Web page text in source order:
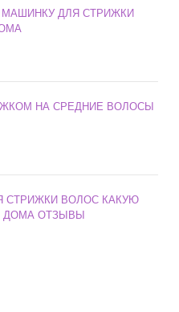
МАШИНКУ ДЛЯ СТРИЖКИ
НА СРЕДНИЕ ВОЛОСЫ
СТРИЖКИ ВОЛОС КАКУЮ
ДОМА ОТЗЫВЫ